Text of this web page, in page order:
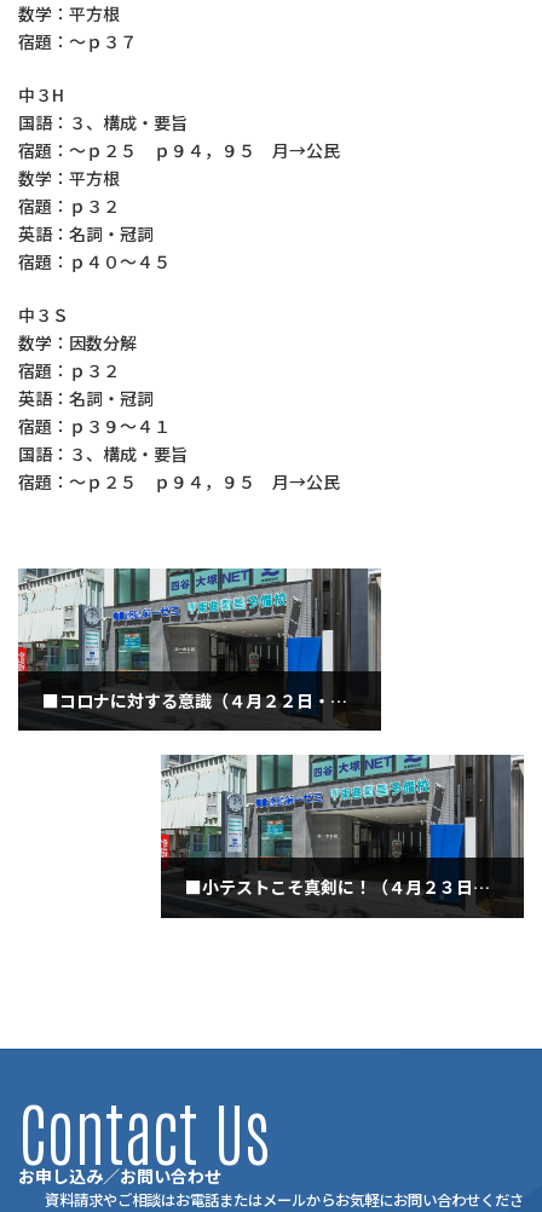
数学：平方根
宿題：～ｐ３７
中３H
国語：３、構成・要旨
宿題：～ｐ２５ ｐ９４，９５ 月→公民
数学：平方根
宿題：ｐ３２
英語：名詞・冠詞
宿題：ｐ４０～４５
中３Ｓ
数学：因数分解
宿題：ｐ３２
英語：名詞・冠詞
宿題：ｐ３９～４１
国語：３、構成・要旨
宿題：～ｐ２５ ｐ９４，９５ 月→公民
■コロナに対する意識（４月２２日・木曜日）
■小テストこそ真剣に！（４月２３日・金曜日）
お申し込み／お問い合わせ
Contact Us
資料請求やご相談はお電話またはメールからお気軽にお問い合わせくださ